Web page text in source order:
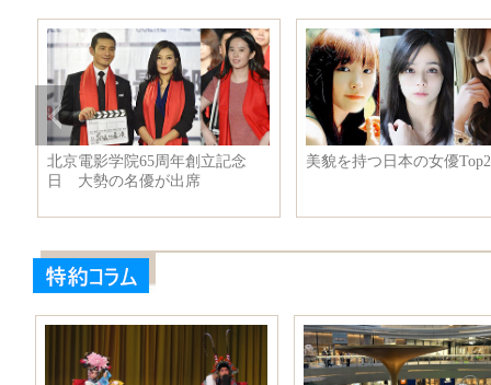
北京電影学院65周年創立記念
日 大勢の名優が出席
美貌を持つ日本の女優